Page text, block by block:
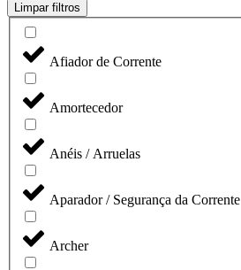
Limpar filtros
Afiador de Corrente
Amortecedor
Anéis / Arruelas
Aparador / Segurança da Corrente
Archer